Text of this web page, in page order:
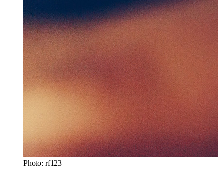
Photo: rf123